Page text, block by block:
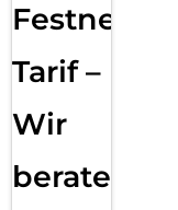
Festnetz
Tarif –
Wir
beraten